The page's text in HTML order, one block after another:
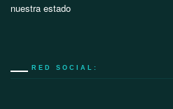
nuestra estado
RED SOCIAL: